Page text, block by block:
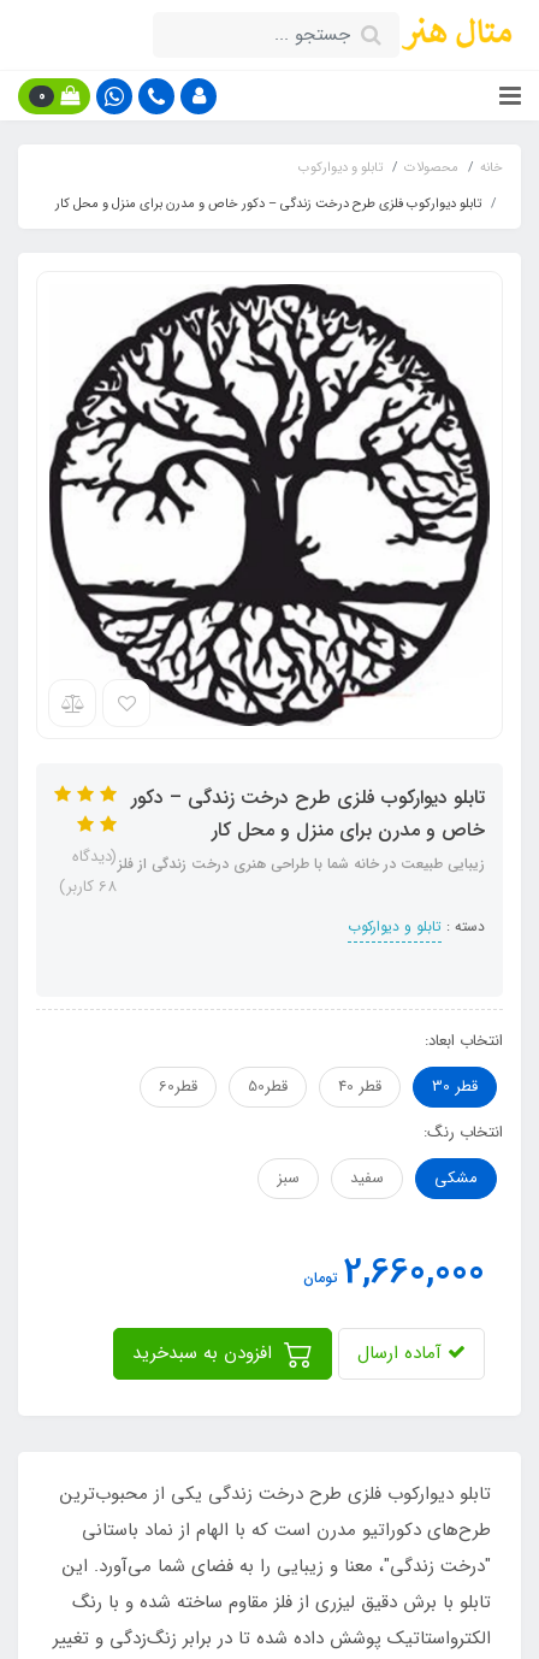
0
خانه محصولات
تابلو و دیوارکوب
تابلو دیوارکوب فلزی طرح درخت زندگی – دکور خاص و مدرن برای منزل و محل کار
تابلو دیوارکوب فلزی طرح درخت زندگی – دکور
خاص و مدرن برای منزل و محل کار
زیبایی طبیعت در خانه شما با طراحی هنری درخت زندگی از فلز
دسته : تابلو و دیوارکوب
(دیدگاه
68 کاربر)
انتخاب ابعاد:
قطر 30
قطر 40 قطر50
قطر60
انتخاب رنگ:
مشکی
سفید سبز
2,660,000 تومان
آماده ارسال
تابلو دیوارکوب فلزی طرح درخت زندگی یکی از محبوب‌ترین
طرح‌های دکوراتیو مدرن است که با الهام از نماد باستانی
"درخت زندگی"، معنا و زیبایی را به فضای شما می‌آورد. این
تابلو با برش دقیق لیزری از فلز مقاوم ساخته شده و با رنگ
الکترواستاتیک پوشش داده شده تا در برابر زنگ‌زدگی و تغییر